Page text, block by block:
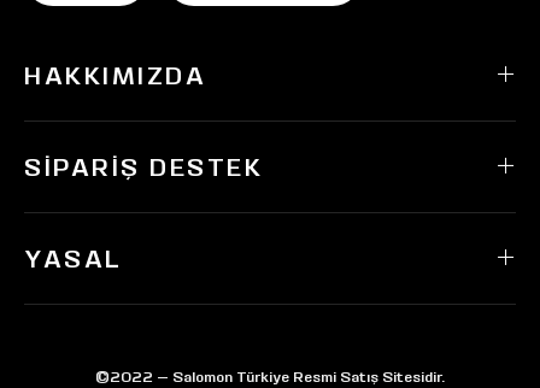
HAKKIMIZDA
SIPARIŞ DESTEK
YASAL
©2022 — Salomon Türkiye Resmi Satış Sitesidir.